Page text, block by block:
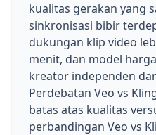
kualitas gerakan yang
sinkronisasi bibir
dukungan klip video
menit, dan model
kreator independen
Perdebatan Veo vs
batas atas kualitas
perbandingan Veo vs